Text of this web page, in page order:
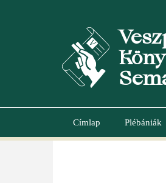
Main
Címlap Plébániák